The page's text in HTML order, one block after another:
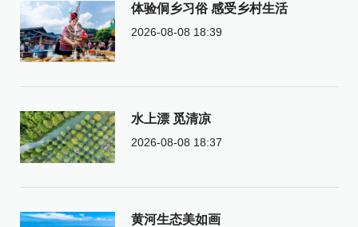
体验侗乡习俗 感受乡村生活
2026-08-08 18:39
水上漂 觅清凉
2026-08-08 18:37
黄河生态美如画